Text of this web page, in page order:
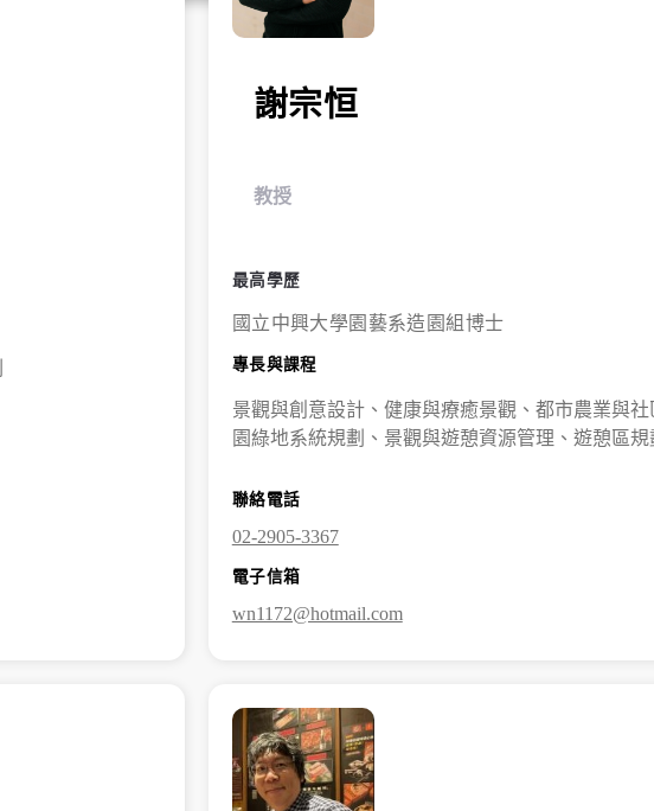
謝宗恒
教授
最高學歷
國立中興大學園藝系造園組博士
專長與課程
景觀與創意設計、健康與療癒景觀、都市農業與
園綠地系統規劃、景觀與遊憩資源管理、遊憩區規
聯絡電話
02-2905-3367
電子信箱
wn1172@hotmail.com